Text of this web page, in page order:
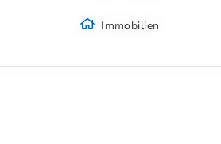
Immobilien